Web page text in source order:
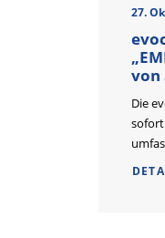
27.
von
Die